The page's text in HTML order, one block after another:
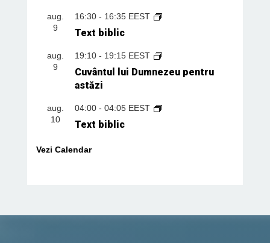
aug.
9
16:30- 16:35 EEST
Text biblic
aug.
9
19:10- 19:15 EEST
Cuvântul lui Dumnezeu pentru
astăzi
aug.
10
04:00- 04:05 EEST
Text biblic
Vezi Calendar